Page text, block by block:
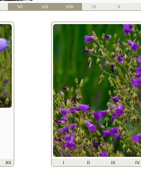
VI VII VIII IX X
XII I II III IV